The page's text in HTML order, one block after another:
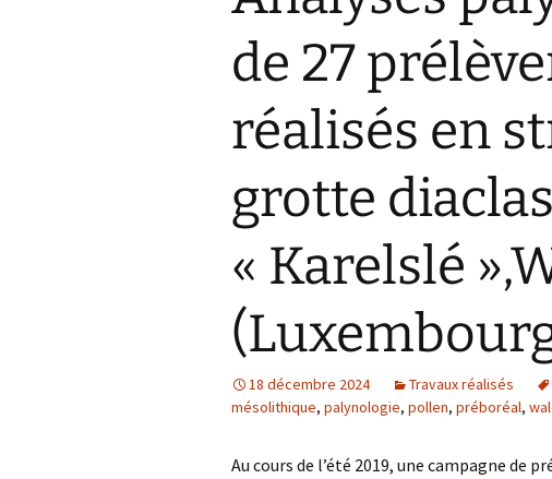
Équipement
Plate-
des
de 27
réalisés en
grotte
« Karelslé
18 décembre 2024 Travaux réalisés
mésolithique, palynologie, pollen, préboréal,
Au cours de l’été 2019, une campagne de